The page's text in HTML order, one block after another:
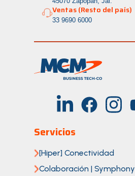
Ventas (Resto del país)
33 9690 6000
Servicios
[Hiper] Conectividad
Colaboración | Symphony